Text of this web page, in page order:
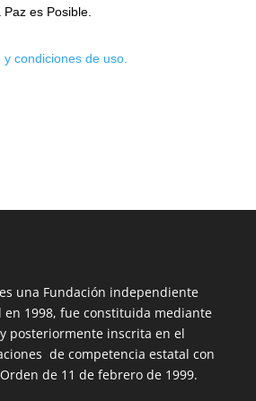
es Posible.
y condiciones de uso.
una Fundación independiente
1998, fue constituida mediante
posteriormente inscrita en el
de competencia estatal con
de 11 de febrero de 1999.